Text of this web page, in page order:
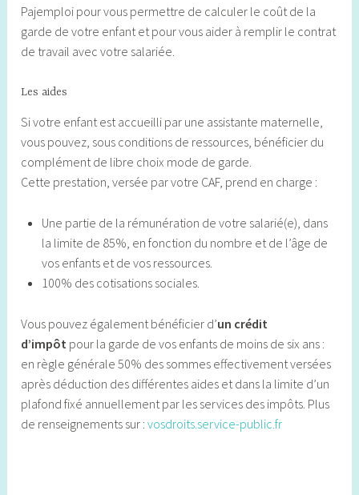
Pajemploi pour vous permettre de calculer le coût de la
garde de votre enfant et pour vous aider à remplir le contrat
de travail avec votre salariée.
Les aides
Si votre enfant est accueilli par une assistante maternelle,
vous pouvez, sous conditions de ressources, bénéficier du
complément de libre choix mode de garde.
Cette prestation, versée par votre CAF, prend en charge :
Une partie de la rémunération de votre salarié(e), dans
la limite de 85%, en fonction du nombre et de l’âge de
vos enfants et de vos ressources.
100% des cotisations sociales.
Vous pouvez également bénéficier d’un crédit
d’impôt pour la garde de vos enfants de moins de six ans :
en règle générale 50% des sommes effectivement versées
après déduction des différentes aides et dans la limite d’un
plafond fixé annuellement par les services des impôts. Plus
de renseignements sur :vosdroits.service-public.fr